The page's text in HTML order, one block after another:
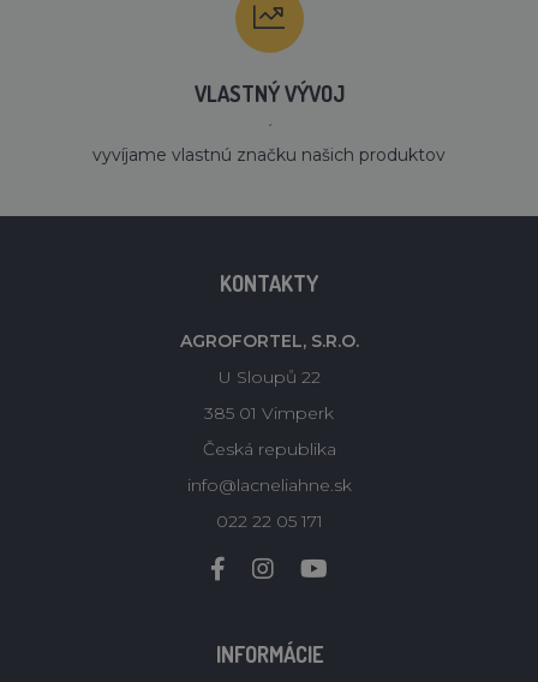
VLASTNÝ VÝVOJ
´
vyvíjame vlastnú značku našich produktov
KONTAKTY
AGROFORTEL, S.R.O.
U Sloupů 22
385 01 Vimperk
Česká republika
info@lacneliahne.sk
022 22 05 171
INFORMÁCIE